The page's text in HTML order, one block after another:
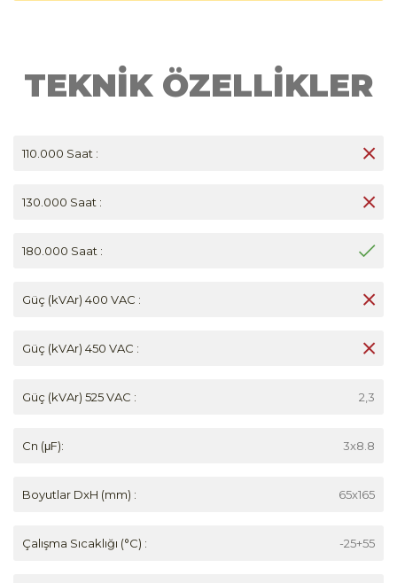
TEKNİK ÖZELLİKLER
110.000 Saat :
130.000 Saat :
180.000 Saat :
Güç (kVAr) 400 VAC :
Güç (kVAr) 450 VAC :
Güç (kVAr) 525 VAC : 2,3
Cn (μF): 3x8.8
Boyutlar DxH (mm) : 65x165
Çalışma Sıcaklığı (°C) : -25+55